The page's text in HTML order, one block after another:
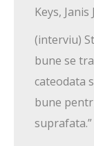
Keys, Janis
(interviu)
bune se
cateodata
bune
suprafata.”